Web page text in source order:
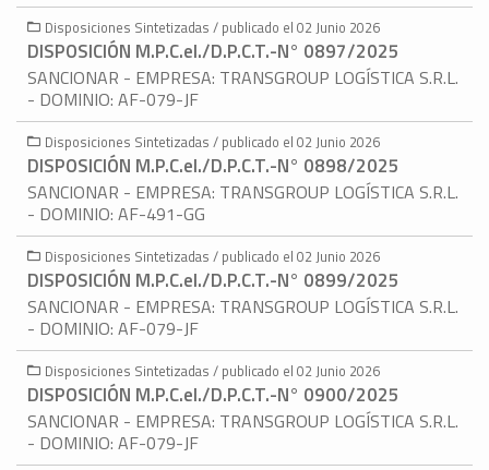
Disposiciones Sintetizadas / publicado el 02 Junio 2026
DISPOSICIÓN M.P.C.eI./D.P.C.T.-N° 0897/2025
SANCIONAR - EMPRESA: TRANSGROUP LOGÍSTICA S.R.L.
- DOMINIO: AF-079-JF
Disposiciones Sintetizadas / publicado el 02 Junio 2026
DISPOSICIÓN M.P.C.eI./D.P.C.T.-N° 0898/2025
SANCIONAR - EMPRESA: TRANSGROUP LOGÍSTICA S.R.L.
- DOMINIO: AF-491-GG
Disposiciones Sintetizadas / publicado el 02 Junio 2026
DISPOSICIÓN M.P.C.eI./D.P.C.T.-N° 0899/2025
SANCIONAR - EMPRESA: TRANSGROUP LOGÍSTICA S.R.L.
- DOMINIO: AF-079-JF
Disposiciones Sintetizadas / publicado el 02 Junio 2026
DISPOSICIÓN M.P.C.eI./D.P.C.T.-N° 0900/2025
SANCIONAR - EMPRESA: TRANSGROUP LOGÍSTICA S.R.L.
- DOMINIO: AF-079-JF